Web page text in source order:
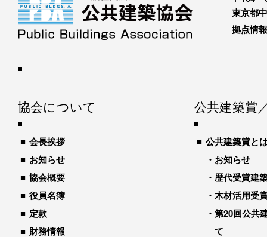
東京都
拠点情
協会について
会長挨拶
お知らせ
協会概要
役員名簿
定款
財務情報
公共建築賞
公共建築賞と
お知らせ
歴代受賞建
木材活用受
第20回公共
て